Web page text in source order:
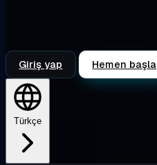
Giriş yap Hemen başla
Türkçe